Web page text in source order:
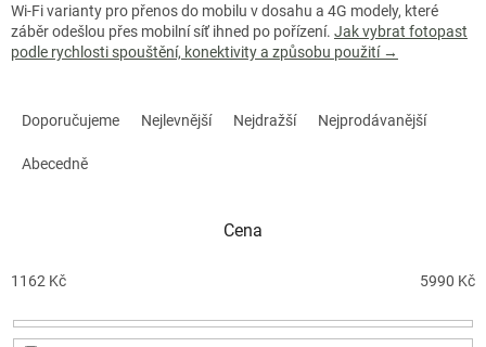
Wi-Fi varianty pro přenos do mobilu v dosahu a 4G modely, které
záběr odešlou přes mobilní síť ihned po pořízení. Jak vybrat fotopast
podle rychlosti spouštění, konektivity a způsobu použití →
o
u
Doporučujeme Nejlevnější Nejdražší Nejprodávanější
Abecedně
Cena
1162 Kč 5990 Kč